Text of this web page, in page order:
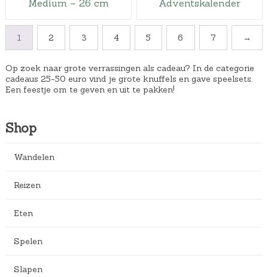
Medium – 26 cm
Adventskalender
1 2 3 4 5 6 7 →
Op zoek naar grote verrassingen als cadeau? In de categorie
cadeaus 25-50 euro vind je grote knuffels en gave speelsets.
Een feestje om te geven en uit te pakken!
Shop
Wandelen
Reizen
Eten
Spelen
Slapen